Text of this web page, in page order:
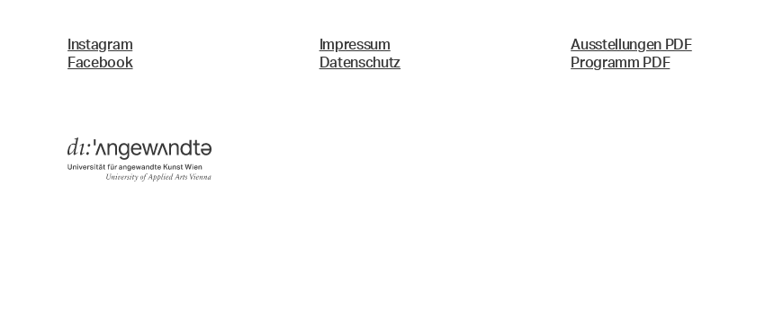
Instagram
Facebook
Impressum
Datenschutz
Ausstellungen PDF
Programm PDF